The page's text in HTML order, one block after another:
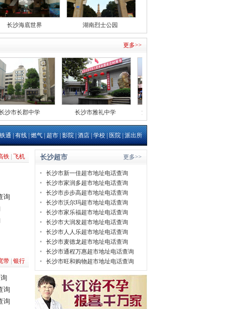
长沙海底世界 湖南烈士公园
更多>>
沙市长郡中学 长沙市雅礼中学 湖南师范大学附属中学
铁通|有线|燃气|超市|影院|酒店|学校|医院|派出所
更多>>
长沙超市
长沙市新一佳超市地址电话查询
长沙市家润多超市地址电话查询
长沙市步步高超市地址电话查询
长沙市沃尔玛超市地址电话查询
长沙市家乐福超市地址电话查询
长沙市大润发超市地址电话查询
长沙市人人乐超市地址电话查询
长沙市麦德龙超市地址电话查询
长沙市通程万惠超市地址电话查询
长沙市旺和购物超市地址电话查询
铁 飞机
询
带 银行
询
询